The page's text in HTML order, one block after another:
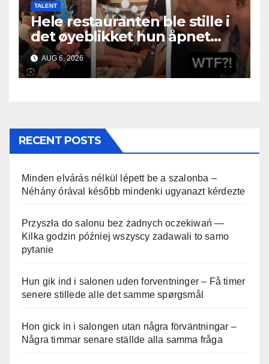
TALENT
Hele restauranten ble stille i
det øyeblikket hun åpnet
munnen
AUG 6, 2026
RECENT POSTS
Minden elvárás nélkül lépett be a szalonba –
Néhány órával később mindenki ugyanazt kérdezte
Przyszła do salonu bez żadnych oczekiwań —
Kilka godzin później wszyscy zadawali to samo
pytanie
Hun gik ind i salonen uden forventninger – Få timer
senere stillede alle det samme spørgsmål
Hon gick in i salongen utan några förväntningar –
Några timmar senare ställde alla samma fråga